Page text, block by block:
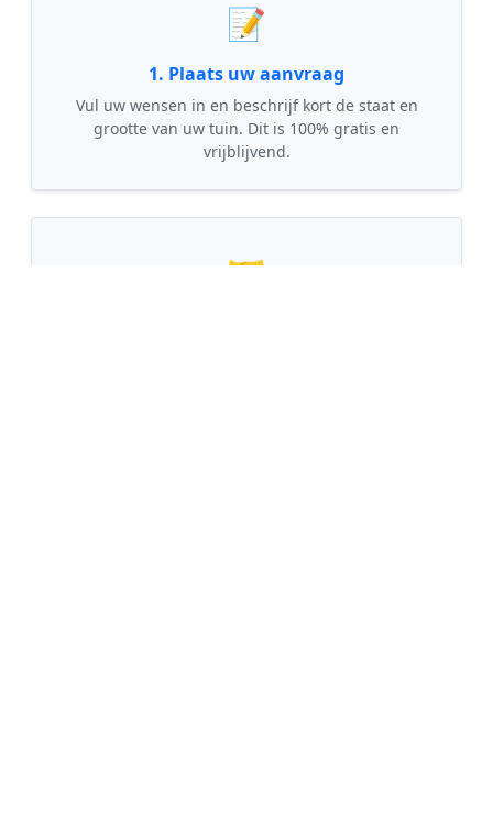
📝
1. Plaats uw aanvraag
Vul uw wensen in en beschrijf kort de staat en
grootte van uw tuin. Dit is 100% gratis en
vrijblijvend.
🤝